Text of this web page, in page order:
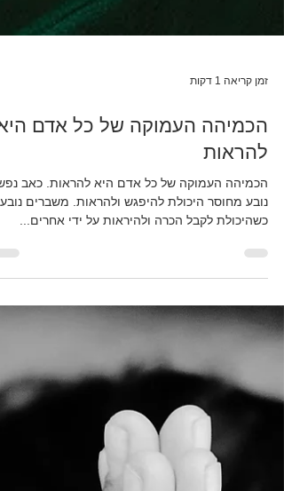
זמן קריאה 1 דקות
הכמיהה העמוקה של כל אדם
להראות
הכמיהה העמוקה של כל אדם היא להראות. כאב
כשהיכולת לקבל הכרה ולהיראות על ידי אחרים...